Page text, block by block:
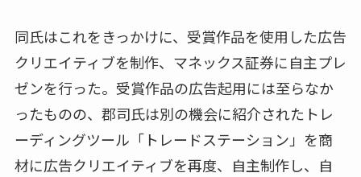
同氏はこれをきっかけに、受賞作品を使用した広告
クリエイティブを制作、マネックス証券に自主プレ
ゼンを行った。受賞作品の広告起用には至らなか
ったものの、郡司氏は別の機会に紹介されたトレ
ーディングツール「トレードステーション」を商
材に広告クリエイティブを再度、自主制作し、自